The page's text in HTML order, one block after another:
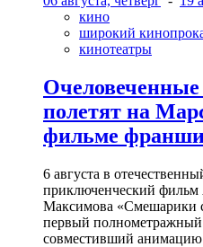
кино
широкий
кинотеатры
полетят на
фильме
6 августа в
приключенческий
Максимова «Смешарики
первый
совместивший